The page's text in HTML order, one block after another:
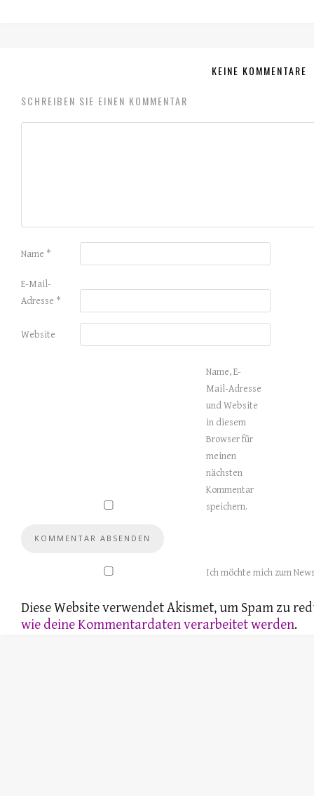
KEINE KOMMENTARE
SCHREIBEN SIE EINEN KOMMENTAR
Name *
E-Mail-
Adresse *
Website
Name, E-
Mail-Adresse
und Website
in diesem
Browser für
meinen
nächsten
Kommentar
speichern.
Ich möchte mich zum
Diese Website verwendet Akismet, um Spam zu
wie deine Kommentardaten verarbeitet werden.